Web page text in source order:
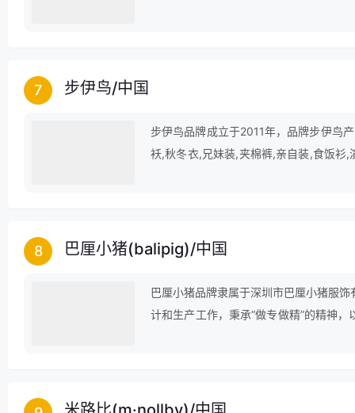
7 步伊鸟/中国
步伊鸟品牌成立于2011年，品牌步伊鸟
袄,秋冬衣,兄妹装,夹棉裤,亲自装,食饭衫
8 巴厘小猪(balipig)/中国
巴厘小猪品牌隶属于深圳市巴厘小猪服
计和生产工作，秉承“做专做精”的精神